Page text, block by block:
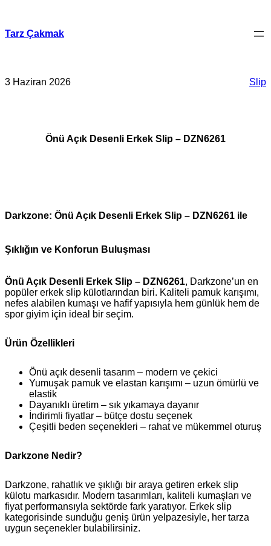
Tarz Çakmak
3 Haziran 2026 Slip
Önü Açık Desenli Erkek Slip – DZN6261
Darkzone: Önü Açık Desenli Erkek Slip – DZN6261 ile
Şıklığın ve Konforun Buluşması
Önü Açık Desenli Erkek Slip – DZN6261, Darkzone’un en
popüler erkek slip külotlarından biri. Kaliteli pamuk karışımı,
nefes alabilen kumaşı ve hafif yapısıyla hem günlük hem de
spor giyim için ideal bir seçim.
Ürün Özellikleri
Önü açık desenli tasarım – modern ve çekici
Yumuşak pamuk ve elastan karışımı – uzun ömürlü ve
elastik
Dayanıklı üretim – sık yıkamaya dayanır
İndirimli fiyatlar – bütçe dostu seçenek
Çeşitli beden seçenekleri – rahat ve mükemmel oturuş
Darkzone Nedir?
Darkzone, rahatlık ve şıklığı bir araya getiren erkek slip
külotu markasıdır. Modern tasarımları, kaliteli kumaşları ve
fiyat performansıyla sektörde fark yaratıyor. Erkek slip
kategorisinde sunduğu geniş ürün yelpazesiyle, her tarza
uygun seçenekler bulabilirsiniz.